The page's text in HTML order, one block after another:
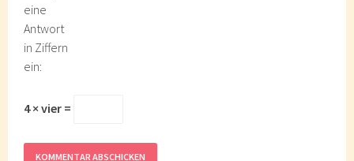
eine
Antwort
in Ziffern
ein:
4 × vier =